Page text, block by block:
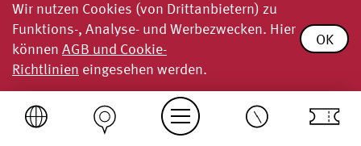
Wir nutzen Cookies (von Drittanbietern) zu
Funktions-, Analyse- und Werbezwecken. Hier
können AGB und Cookie-
Richtlinien eingesehen werden.
OK
Einfache Sprache
Spielzeug Welten Museum Basel
Ausstellungen
Heute geöffnet bis 18 Uhr
Tickets
informieren zu können. Im Zusammenhang mit
solchen Plattformen können Personendaten
auch ausserhalb der Schweiz und des
Europäischen Wirtschaftsraumes (EWR)
Es gelten jeweils auch die Allgemeinen
Geschäftsbedingungen (AGB) und